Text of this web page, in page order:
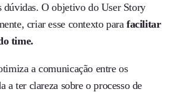
dúvidas. O objetivo do User Story
criar esse contexto para facilitar
time.
a comunicação entre os
a ter clareza sobre o processo de